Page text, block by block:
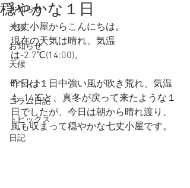
お知らせ
天候
お知らせ
天候
イベント
コラム日記
トピックス
日記
穏やかな１日
七丈小屋からこんにちは。
現在の天気は晴れ、気温
は-2.7℃(14:00)。
昨日は１日中強い風が吹き荒れ、気温
も-14℃と、真冬が戻って来たような１
日でしたが、今日は朝から晴れ渡り、
風も収まって穏やかな七丈小屋です。